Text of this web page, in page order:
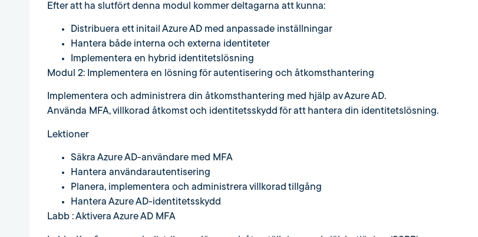
Efter att ha slutfört denna modul kommer deltagarna att kunna:
Distribuera ett initail Azure AD med anpassade inställningar
Hantera både interna och externa identiteter
Implementera en hybrid identitetslösning
Modul 2: Implementera en lösning för autentisering och åtkomsthantering
Implementera och administrera din åtkomsthantering med hjälp av Azure AD.
Använda MFA, villkorad åtkomst och identitetsskydd för att hantera din identitetslösning.
Lektioner
Säkra Azure AD-användare med MFA
Hantera användarautentisering
Planera, implementera och administrera villkorad tillgång
Hantera Azure AD-identitetsskydd
Labb : Aktivera Azure AD MFA